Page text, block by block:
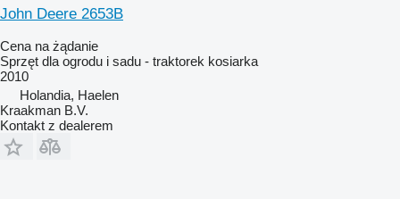
John Deere 2653B
Cena na żądanie
Sprzęt dla ogrodu i sadu - traktorek kosiarka
2010
Holandia, Haelen
Kraakman B.V.
Kontakt z dealerem